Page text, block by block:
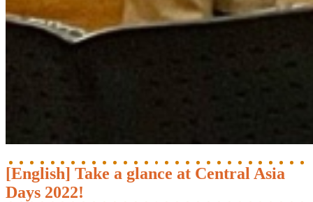
[English] Take a glance at Central Asia
Days 2022!